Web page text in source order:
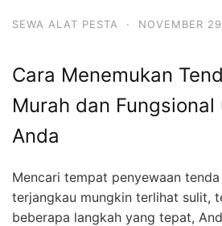
SEWA ALAT PESTA · NOVEMBER
Cara Menemukan
Murah dan Fungsional
Anda
Mencari tempat penyewaan
terjangkau mungkin terlihat sulit,
beberapa langkah yang tepat,